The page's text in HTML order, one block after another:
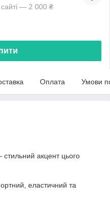
— 2 000 ₴
Оплата Умови
акцент цього
еластичний та